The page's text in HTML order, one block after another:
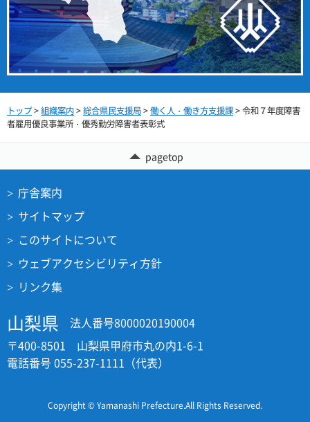
トップ>組織案内>総合県民支援局>働く人・働き方支援課> 令和７年度障害
者雇用優良事業所・優秀勤労障害者表彰式
pagetop
庁舎案内
サイトマップ
このサイトについて
ウェブアクセシビリティ方針
リンク集
山梨県
法人番号8000020190004
〒400-8501 山梨県甲府市丸の内1-6-1
電話番号 055-237-1111（代表）
Copyright © Yamanashi Prefecture.All Rights Reserved.